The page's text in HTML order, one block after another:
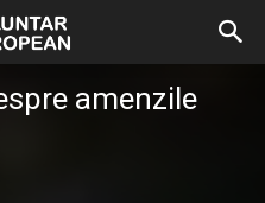
amenzile